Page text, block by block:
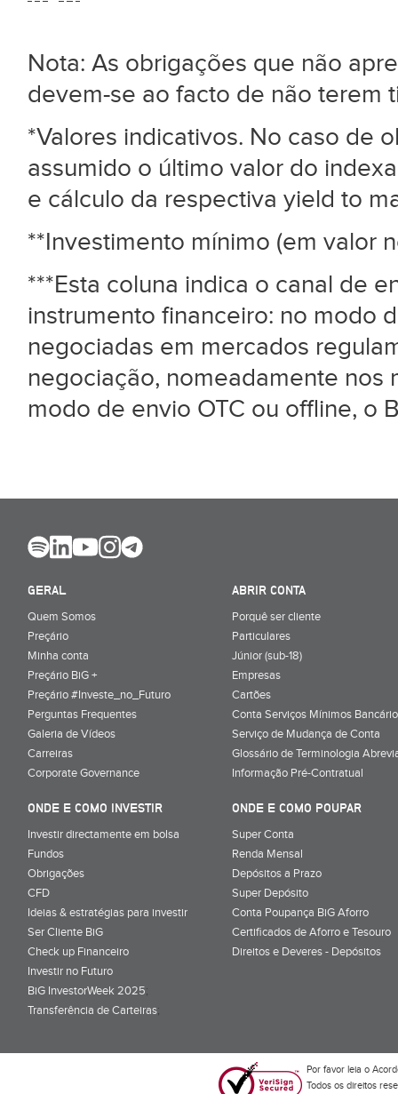
Nota: As obrigações que não
devem-se ao facto de não terem
*Valores indicativos. No caso de
assumido o último valor do
e cálculo da respectiva yield to
**Investimento mínimo (em valor
***Esta coluna indica o canal de
instrumento financeiro: no modo
negociadas em mercados
negociação, nomeadamente nos
modo de envio OTC ou offline, o
GERAL
Quem Somos
Preçário
Minha conta
Preçário BiG +
Preçário #Investe_no_Futuro
Perguntas Frequentes
Galeria de Vídeos
Carreiras
Corporate Governance
ABRIR CONTA
Porquê ser cliente
Particulares
Júnior (sub-18)
Empresas
Cartões
Conta Serviços Mínimos
Serviço de Mudança de Conta
Glossário de Terminologia
Informação Pré-Contratual
ONDE E COMO INVESTIR
Investir directamente em bolsa
Fundos
Obrigações
CFD
Ideias & estratégias para investir
Ser Cliente BiG
Check up Financeiro
Investir no Futuro
BiG InvestorWeek 2025;
Transferência de Carteiras;
ONDE E COMO POUPAR
Super Conta
Renda Mensal
Depósitos a Prazo
Super Depósito
Conta Poupança BiG Aforro
Certificados de Aforro e Tesouro
Direitos e Deveres - Depósitos
Por favor leia o
Todos os direitos